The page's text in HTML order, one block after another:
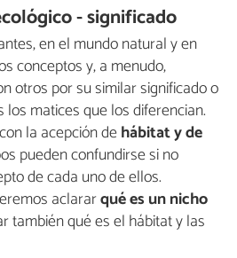
- significado
en el mundo natural y en
conceptos y, a menudo,
otros por su similar significado o
matices que los diferencian.
la acepción dehábitat y de
pueden confundirse si no
de cada uno de ellos.
aclararqué es un nicho
también qué es el hábitat y las